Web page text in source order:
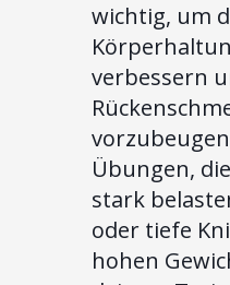
wichtig, um
verbessern
Übungen,
stark
oder tiefe
hohen